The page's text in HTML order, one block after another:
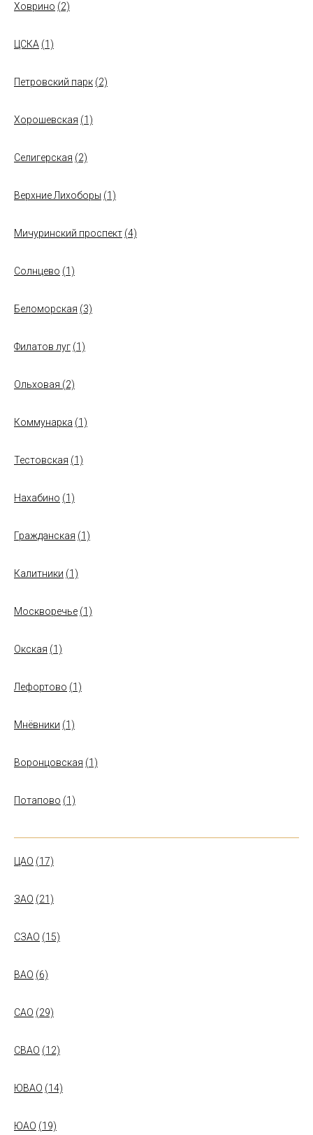
Ховрино (2)
ЦСКА (1)
Петровский парк (2)
Хорошевская (1)
Селигерская (2)
Верхние Лихоборы (1)
Мичуринский проспект (4)
Солнцево (1)
Беломорская (3)
Филатов луг (1)
Ольховая (2)
Коммунарка (1)
Тестовская (1)
Нахабино (1)
Гражданская (1)
Калитники (1)
Москворечье (1)
Окская (1)
Лефортово (1)
Мнёвники (1)
Воронцовская (1)
Потапово (1)
ЦАО (17)
ЗАО (21)
СЗАО (15)
ВАО (6)
САО (29)
СВАО (12)
ЮВАО (14)
ЮАО (19)